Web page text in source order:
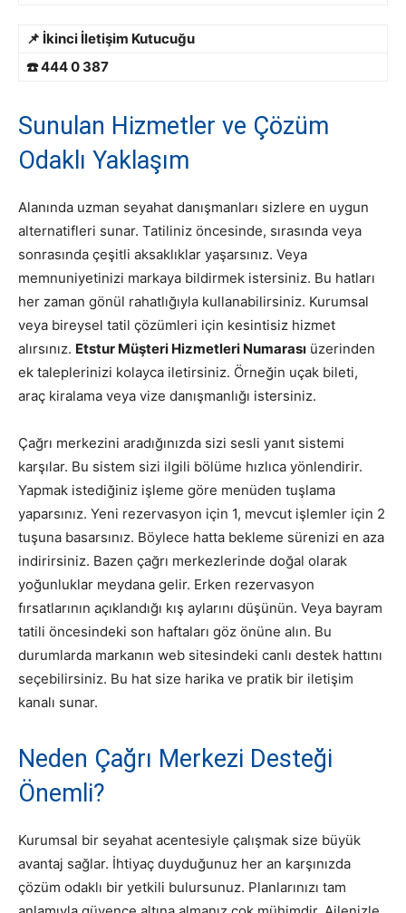
📌 İkinci İletişim Kutucuğu
☎️ 444 0 387
Sunulan Hizmetler ve Çözüm
Odaklı Yaklaşım
Alanında uzman seyahat danışmanları sizlere en uygun
alternatifleri sunar. Tatiliniz öncesinde, sırasında veya
sonrasında çeşitli aksaklıklar yaşarsınız. Veya
memnuniyetinizi markaya bildirmek istersiniz. Bu hatları
her zaman gönül rahatlığıyla kullanabilirsiniz. Kurumsal
veya bireysel tatil çözümleri için kesintisiz hizmet
alırsınız. Etstur Müşteri Hizmetleri Numarası üzerinden
ek taleplerinizi kolayca iletirsiniz. Örneğin uçak bileti,
araç kiralama veya vize danışmanlığı istersiniz.
Çağrı merkezini aradığınızda sizi sesli yanıt sistemi
karşılar. Bu sistem sizi ilgili bölüme hızlıca yönlendirir.
Yapmak istediğiniz işleme göre menüden tuşlama
yaparsınız. Yeni rezervasyon için 1, mevcut işlemler için 2
tuşuna basarsınız. Böylece hatta bekleme sürenizi en aza
indirirsiniz. Bazen çağrı merkezlerinde doğal olarak
yoğunluklar meydana gelir. Erken rezervasyon
fırsatlarının açıklandığı kış aylarını düşünün. Veya bayram
tatili öncesindeki son haftaları göz önüne alın. Bu
durumlarda markanın web sitesindeki canlı destek hattını
seçebilirsiniz. Bu hat size harika ve pratik bir iletişim
kanalı sunar.
Neden Çağrı Merkezi Desteği
Önemli?
Kurumsal bir seyahat acentesiyle çalışmak size büyük
avantaj sağlar. İhtiyaç duyduğunuz her an karşınızda
çözüm odaklı bir yetkili bulursunuz. Planlarınızı tam